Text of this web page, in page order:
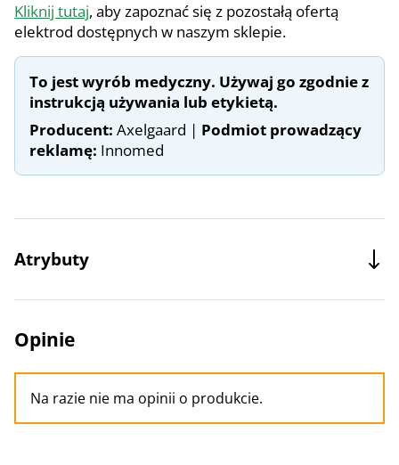
Kliknij tutaj, aby zapoznać się z pozostałą ofertą
elektrod dostępnych w naszym sklepie.
To jest wyrób medyczny. Używaj go zgodnie z
instrukcją używania lub etykietą.
Producent: Axelgaard | Podmiot prowadzący
reklamę: Innomed
Atrybuty
Opinie
Na razie nie ma opinii o produkcie.